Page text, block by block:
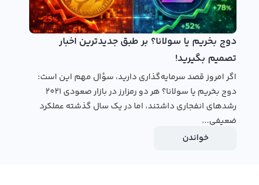
برای دستیابی به سود هرچه بیشتر در خرید و فروش پولی
استفاده کنید. در این صرافی، دو نوع پلتفرم تبدیل
در پلتفرم تبدیل سریع، می‌توانید با قیمت جهانی ترید و به
معامله حرفه‌ای می‌توانید با دیگر کاربران به صورت
قیمت‌های دلخواه خود یا با استفاده از قیمت‌های موجود
دوج بخریم یا سولانا؟ بر طبق جدیدترین اخبار
تصمیم بگیرید!
اگر امروز قصد سرمایه‌گذاری دارید، سؤال مهم این است:
دوج بخریم یا سولانا؟ هر دو رمزارز در بازار صعودی ۲۰۲۱
رشدهای انفجاری داشتند، اما در یک سال گذشته عملکرد
ضعیفی...
خواندن